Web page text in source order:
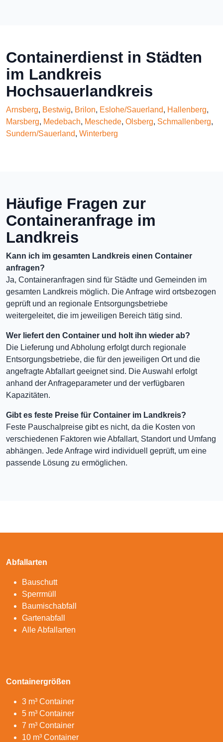
Containerdienst in Städten
im Landkreis
Hochsauerlandkreis
Arnsberg, Bestwig, Brilon, Eslohe/Sauerland, Hallenberg,
Marsberg, Medebach, Meschede, Olsberg, Schmallenberg,
Sundern/Sauerland, Winterberg
Häufige Fragen zur
Containeranfrage im
Landkreis
Kann ich im gesamten Landkreis einen Container
anfragen?
Ja, Containeranfragen sind für Städte und Gemeinden im
gesamten Landkreis möglich. Die Anfrage wird ortsbezogen
geprüft und an regionale Entsorgungsbetriebe
weitergeleitet, die im jeweiligen Bereich tätig sind.
Wer liefert den Container und holt ihn wieder ab?
Die Lieferung und Abholung erfolgt durch regionale
Entsorgungsbetriebe, die für den jeweiligen Ort und die
angefragte Abfallart geeignet sind. Die Auswahl erfolgt
anhand der Anfrageparameter und der verfügbaren
Kapazitäten.
Gibt es feste Preise für Container im Landkreis?
Feste Pauschalpreise gibt es nicht, da die Kosten von
verschiedenen Faktoren wie Abfallart, Standort und Umfang
abhängen. Jede Anfrage wird individuell geprüft, um eine
passende Lösung zu ermöglichen.
Abfallarten
Bauschutt
Sperrmüll
Baumischabfall
Gartenabfall
Alle Abfallarten
Containergrößen
3 m³ Container
5 m³ Container
7 m³ Container
10 m³ Container